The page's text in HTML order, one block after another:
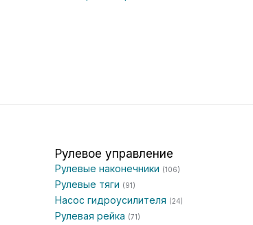
Рулевое управление
Рулевые наконечники (106)
Рулевые тяги (91)
Насос гидроусилителя (24)
Рулевая рейка (71)